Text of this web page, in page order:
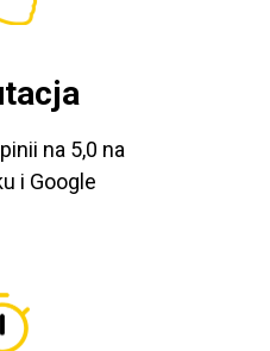
na 5,0 na
i Google